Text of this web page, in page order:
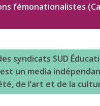
fémonationalistes
syndicats SUD
un media
de l’art et de la